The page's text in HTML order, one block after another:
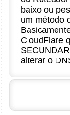
baixo ou
um método
CloudFlare
alterar o